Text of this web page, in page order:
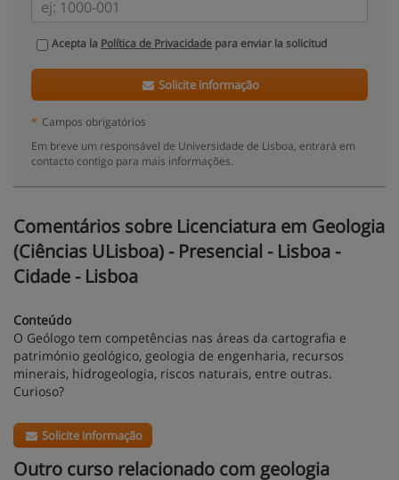
Acepta la Política de Privacidade para enviar la solicitud
Solicite informação
* Campos obrigatórios
Em breve um responsável de Universidade de Lisboa, entrará em
contacto contigo para mais informações.
Comentários sobre Licenciatura em Geologia
(Ciências ULisboa) - Presencial - Lisboa -
Cidade - Lisboa
Conteúdo
O Geólogo tem competências nas áreas da cartografia e
património geológico, geologia de engenharia, recursos
minerais, hidrogeologia, riscos naturais, entre outras.
Curioso?
Solicite informação
Outro curso relacionado com geologia